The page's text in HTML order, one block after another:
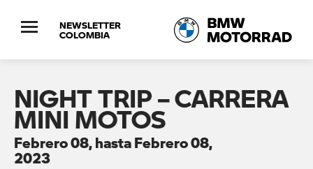
NEWSLETTER
COLOMBIA
NIGHT TRIP – CARRERA
MINI MOTOS
Febrero 08, hasta Febrero 08,
2023